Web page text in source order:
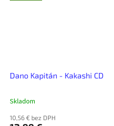
Dano Kapitán - Kakashi CD
Skladom
10,56 € bez DPH